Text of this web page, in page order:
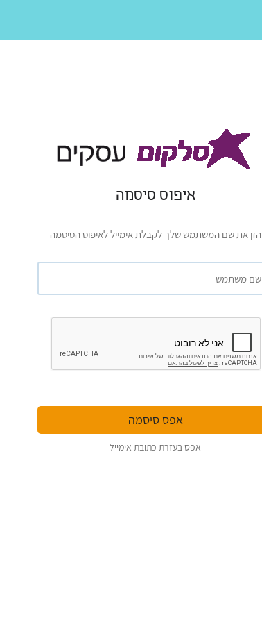
איפוס סיסמה
הזן את שם המשתמש שלך לקבלת אימייל לאיפוס הסיסמה
אפס בעזרת כתובת אימייל